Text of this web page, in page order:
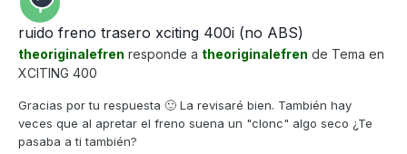
ruido freno trasero xciting 400i (no ABS)
theoriginalefren responde a theoriginalefren de Tema en
XCITING 400
Gracias por tu respuesta 🙂 La revisaré bien. También hay
veces que al apretar el freno suena un "clonc" algo seco ¿Te
pasaba a ti también?